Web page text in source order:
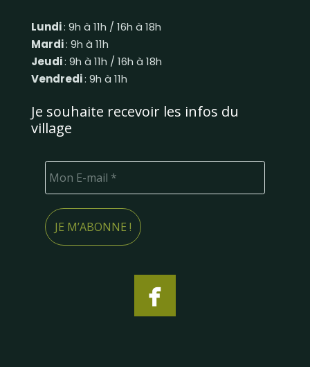
Lundi: 9h à 11h / 16h à 18h
Mardi: 9h à 11h
Jeudi: 9h à 11h / 16h à 18h
Vendredi: 9h à 11h
Je souhaite recevoir les infos du
village